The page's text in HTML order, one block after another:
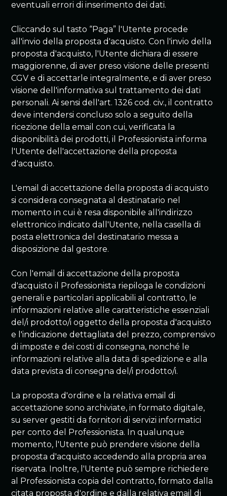
eventuali errori di inserimento dei dati.
Cliccando sul tasto “Paga” l'Utente procede
all'invio della proposta d'acquisto. Con l'invio della
proposta d'acquisto, l'Utente dichiara di essere
maggiorenne, di aver preso visione delle presenti
CGV e di accettarle integralmente, e di aver preso
visione dell'informativa sul trattamento dei dati
personali. Ai sensi dell'art. 1326 cod. civ., il contratto
deve intendersi concluso solo a seguito della
ricezione della email con cui, verificata la
disponibilità dei prodotti, il Professionista informa
l'Utente dell'accettazione della proposta
d'acquisto.
L'email di accettazione della proposta di acquisto
si considera consegnata al destinatario nel
momento in cui è resa disponibile all'indirizzo
elettronico indicato dall'Utente, nella casella di
posta elettronica del destinatario messa a
disposizione dal gestore.
Con l'email di accettazione della proposta
d'acquisto il Professionista riepiloga le condizioni
generali e particolari applicabili al contratto, le
informazioni relative alle caratteristiche essenziali
del/i prodotto/i oggetto della proposta d'acquisto
e l'indicazione dettagliata del prezzo, comprensivo
di imposte e dei costi di consegna, nonché le
informazioni relative alla data di spedizione e alla
data prevista di consegna del/i prodotto/i.
La proposta d'ordine e la relativa email di
accettazione sono archiviate, in formato digitale,
su server gestiti da fornitori di servizi informatici
per conto del Professionista. In qualunque
momento, l'Utente può prendere visione della
proposta d'acquisto accedendo alla propria area
riservata. Inoltre, l'Utente può sempre richiedere
al Professionista copia del contratto, formato dalla
citata proposta d'ordine e dalla relativa email di